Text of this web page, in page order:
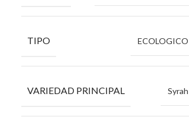
TIPO ECOLOGICO
VARIEDAD PRINCIPAL Syrah